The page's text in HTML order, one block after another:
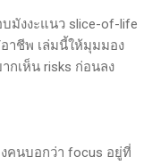
มังงะแนว slice-of-life
อาชีพ เล่มนี้ให้มุมมอง
กเห็น risks ก่อนลง
งคนบอกว่า focus อยู่ที่